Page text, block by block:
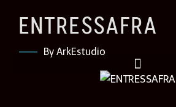
ENTRESSAFRA
By ArkEstudio